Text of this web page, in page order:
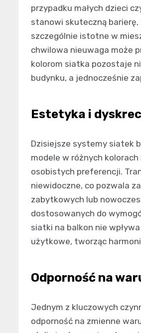
przypadku małych dzieci
stanowi skuteczną
szczególnie istotne w
chwilowa nieuwaga może
kolorom siatka pozostaje
budynku, a jednocześnie
Estetyka i
Dzisiejsze systemy siatek
modele w różnych
osobistych preferencji.
niewidoczne, co pozwala
zabytkowych lub
dostosowanych do
siatki na balkon nie
użytkowe, tworząc
Odporność na
Jednym z kluczowych
odporność na zmienne